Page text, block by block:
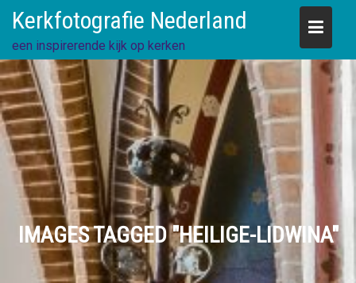
content
Kerkfotografie Nederland
een inspirerende kijk op kerken
IMAGES TAGGED "HEILIGE-LIDWINA"